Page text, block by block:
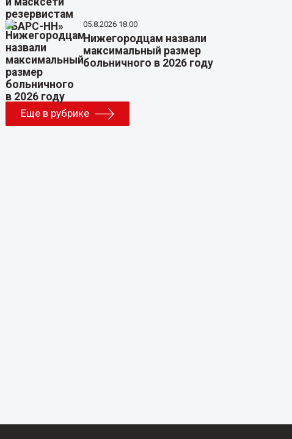
05.8.2026 18:00
Нижегородцам назвали
максимальный размер
больничного в 2026 году
Еще в рубрике